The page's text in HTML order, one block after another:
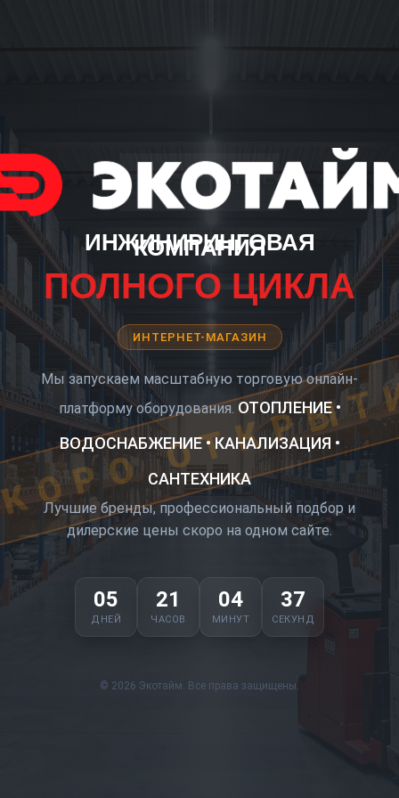
ИНЖИНИРИНГОВАЯ
КОМПАНИЯ
ПОЛНОГО ЦИКЛА
ИНТЕРНЕТ-МАГАЗИН
Мы запускаем масштабную торговую онлайн-
платформу оборудования. ОТОПЛЕНИЕ •
ВОДОСНАБЖЕНИЕ • КАНАЛИЗАЦИЯ •
САНТЕХНИКА
Лучшие бренды, профессиональный подбор и
дилерские цены скоро на одном сайте.
05
ДНЕЙ
21
ЧАСОВ
04
МИНУТ
36
СЕКУНД
© 2026 Экотайм. Все права защищены.